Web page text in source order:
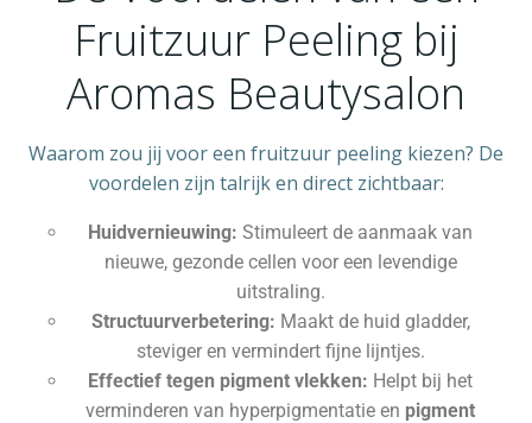
Fruitzuur Peeling bij
Aromas Beautysalon
Waarom zou jij voor een fruitzuur peeling kiezen? De
voordelen zijn talrijk en direct zichtbaar:
Huidvernieuwing: Stimuleert de aanmaak van
nieuwe, gezonde cellen voor een levendige
uitstraling.
Structuurverbetering: Maakt de huid gladder,
steviger en vermindert fijne lijntjes.
Effectief tegen pigment vlekken: Helpt bij het
verminderen van hyperpigmentatie en pigment